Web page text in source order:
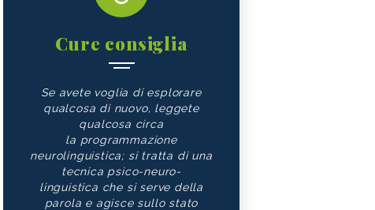
Cure consiglia
Se avete voglia di esplorare
qualcosa di nuovo, leggete
qualcosa circa
la programmazione
neurolinguistica; si tratta di una
tecnica psico-neuro-
linguistica che si serve della
parola e agisce sullo stato